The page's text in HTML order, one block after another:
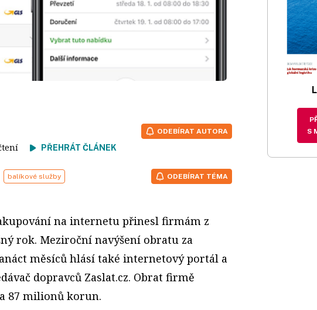
čtení PŘEHRÁT ČLÁNEK
ODEBÍRAT AUTORA
balíkové služby ODEBÍRAT TÉMA
na internetu přinesl firmám z
rok. Meziroční navýšení obratu za
měsíců hlásí také internetový portál a
dopravců Zaslat.cz. Obrat firmě
87 milionů korun.
S